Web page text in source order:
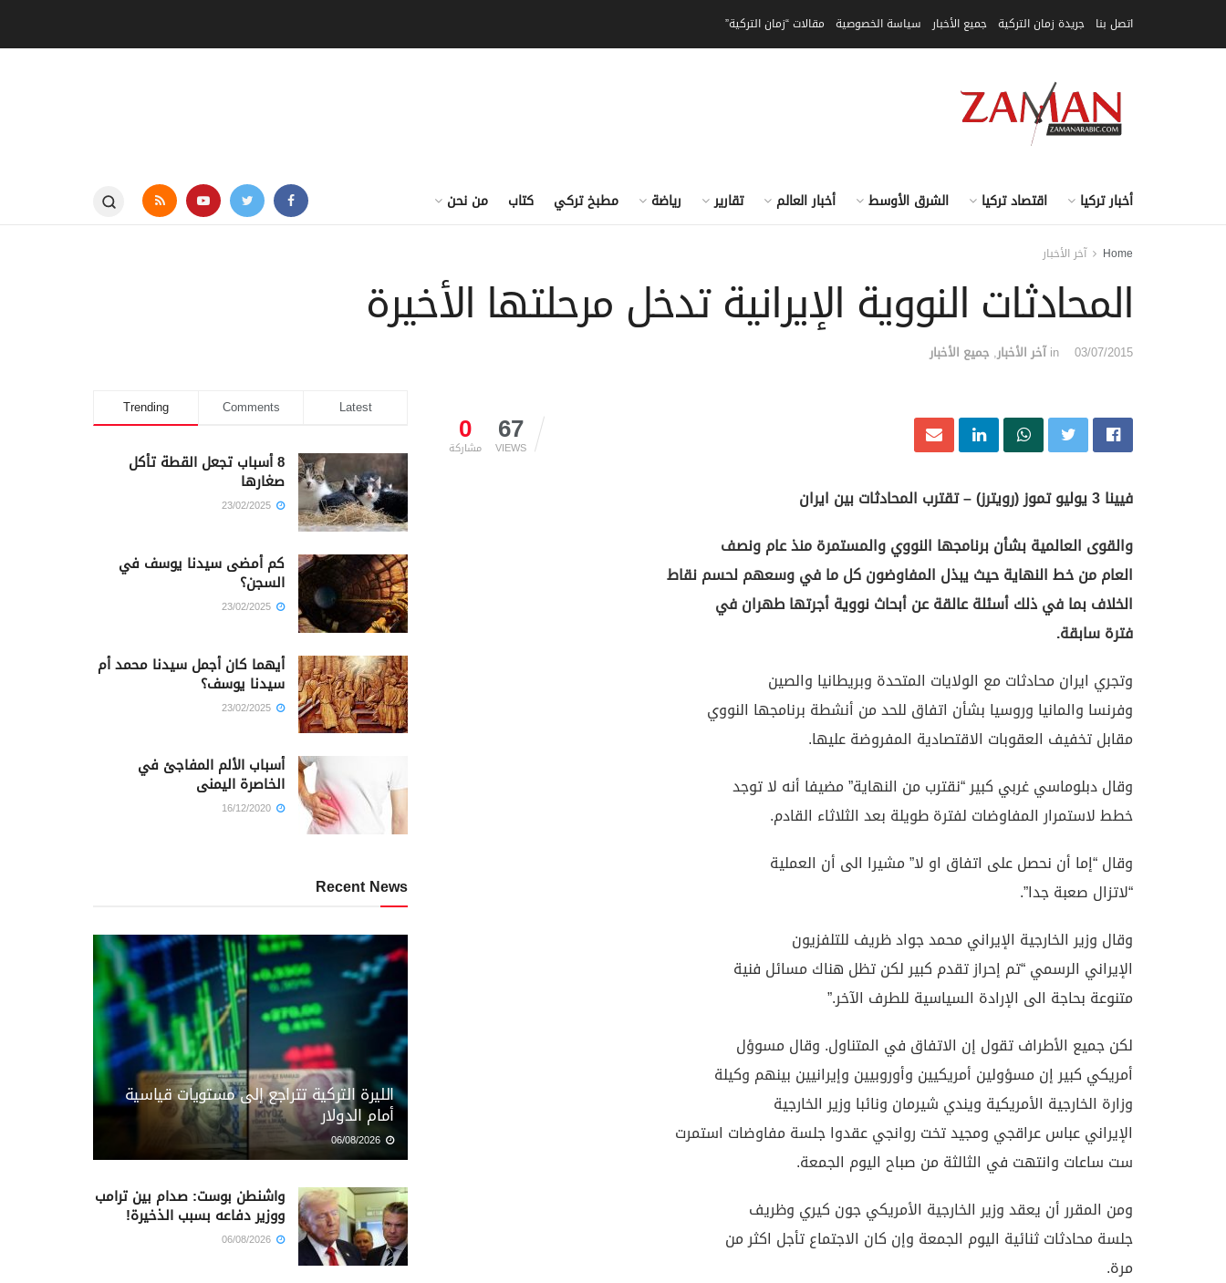
اتصل بنا جريدة زمان التركية جميع الأخبار سياسة الخصوصية مقالات “زمان التركية”
أخبار تركيا اقتصاد تركيا الشرق الأوسط أخبار العالم تقارير رياضة مطبخ تركي كتاب من نحن
Home آخر الأخبار
المحادثات النووية الإيرانية تدخل مرحلتها الأخيرة
03/07/2015
in آخر الأخبار, جميع الأخبار
0
مشاركة 67
VIEWS
فيينا 3 يوليو تموز (رويترز) – تقترب المحادثات بين ايران
والقوى العالمية بشأن برنامجها النووي والمستمرة منذ عام ونصف
العام من خط النهاية حيث يبذل المفاوضون كل ما في وسعهم لحسم نقاط
الخلاف بما في ذلك أسئلة عالقة عن أبحاث نووية أجرتها طهران في
فترة سابقة.
وتجري ايران محادثات مع الولايات المتحدة وبريطانيا والصين
وفرنسا والمانيا وروسيا بشأن اتفاق للحد من أنشطة برنامجها النووي
مقابل تخفيف العقوبات الاقتصادية المفروضة عليها.
وقال دبلوماسي غربي كبير “نقترب من النهاية” مضيفا أنه لا توجد
خطط لاستمرار المفاوضات لفترة طويلة بعد الثلاثاء القادم.
وقال “إما أن نحصل على اتفاق او لا” مشيرا الى أن العملية
“لاتزال صعبة جدا”.
وقال وزير الخارجية الإيراني محمد جواد ظريف للتلفزيون
الإيراني الرسمي “تم إحراز تقدم كبير لكن تظل هناك مسائل فنية
متنوعة بحاجة الى الإرادة السياسية للطرف الآخر.”
لكن جميع الأطراف تقول إن الاتفاق في المتناول. وقال مسوؤل
أمريكي كبير إن مسؤولين أمريكيين وأوروبيين وإيرانيين بينهم وكيلة
وزارة الخارجية الأمريكية ويندي شيرمان ونائبا وزير الخارجية
الإيراني عباس عراقجي ومجيد تخت روانجي عقدوا جلسة مفاوضات استمرت
ست ساعات وانتهت في الثالثة من صباح اليوم الجمعة.
ومن المقرر أن يعقد وزير الخارجية الأمريكي جون كيري وظريف
جلسة محادثات ثنائية اليوم الجمعة وإن كان الاجتماع تأجل اكثر من
مرة.
Trending Comments Latest
8 أسباب تجعل القطة تأكل
صغارها
كم أمضى سيدنا يوسف في
السجن؟
أيهما كان أجمل سيدنا محمد أم
سيدنا يوسف؟
أسباب الألم المفاجئ في
الخاصرة اليمنى
Recent News
الليرة التركية تتراجع إلى مستويات قياسية
أمام الدولار
واشنطن بوست: صدام بين ترامب
ووزير دفاعه بسبب الذخيرة!